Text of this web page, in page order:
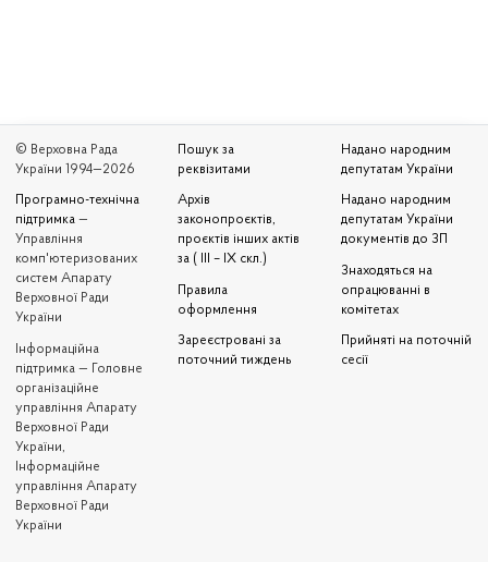
© Верховна Рада
України 1994—2026
Програмно-технічна
підтримка —
Управління
комп'ютеризованих
систем Апарату
Верховної Ради
України
Iнформаційна
підтримка — Головне
організаційне
управління Апарату
Верховної Ради
України,
Інформаційне
управління Апарату
Верховної Ради
України
Пошук за
реквізитами
Архів
законопроєктів,
проєктів інших актів
за ( III – IX скл.)
Правила
оформлення
Зареєстровані за
поточний тиждень
Надано народним
депутатам України
Надано народним
депутатам України
документів до ЗП
Знаходяться на
опрацюванні в
комітетах
Прийняті на поточній
сесії